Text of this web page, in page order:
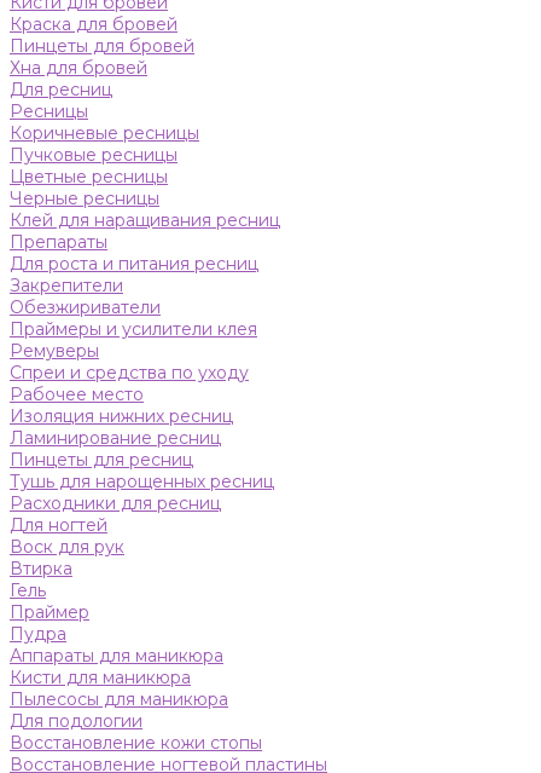
Краска для бровей
Пинцеты для бровей
Хна для бровей
Для ресниц
Ресницы
Коричневые ресницы
Пучковые ресницы
Цветные ресницы
Черные ресницы
Клей для наращивания ресниц
Препараты
Для роста и питания ресниц
Закрепители
Обезжириватели
Праймеры и усилители клея
Ремуверы
Спреи и средства по уходу
Рабочее место
Изоляция нижних ресниц
Ламинирование ресниц
Пинцеты для ресниц
Тушь для нарощенных ресниц
Расходники для ресниц
Для ногтей
Воск для рук
Втирка
Гель
Праймер
Пудра
Аппараты для маникюра
Кисти для маникюра
Пылесосы для маникюра
Для подологии
Восстановление кожи стопы
Восстановление ногтевой пластины